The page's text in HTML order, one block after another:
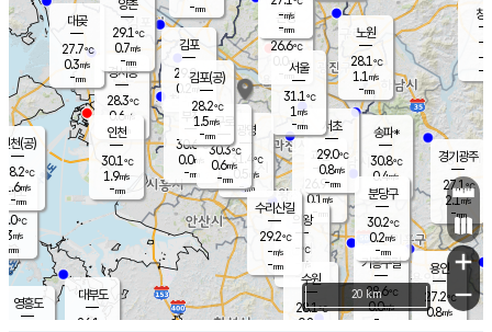
의도
℃
m/s
mm
영흥도
과천
26.9℃
0.1m/s
- mm
용인
27.2℃
0.8m/s
경기광주
27.1℃
2.1m/s
-mm
대부도
26.1
경서동
28.3℃
0.6 m/s
-mm
-mm
대곶
27.7℃
0.3m/s
-mm
창
-
-m/
-
의왕
- ℃
m/s
mm
김포
29.0℃
0.2 m/s
mm
광명
31.4 ℃
0.5 m/s
-mm
부천
30.6℃
0.0m/s
-mm
양촌
29.1℃
0.7m/s
-mm
구로
30.3℃
0.6m/s
-mm
은평
26.6℃
0.0 m/s
- mm
노원
28.1℃
1.1 m/s
-mm
송파*
30.8℃
0.4m/s
-mm
서초
29.0℃
0.8m/s
-mm
기흥구갈
28.6℃
0.0m/s
-
수리산길
29.2℃
-m/s
-mm
분당구
30.2℃
0.2m/s
-mm
-m/s
-mm
인천(공)
28.2℃
1.6m/s
-mm
김포(공)
28.2℃
1.5m/s
-mm
수원
28.1℃
0.8 m/s
인천
30.1℃
1.9m/s
-mm
서울
31.1℃
1 m/s
-mm
+
−
20 km